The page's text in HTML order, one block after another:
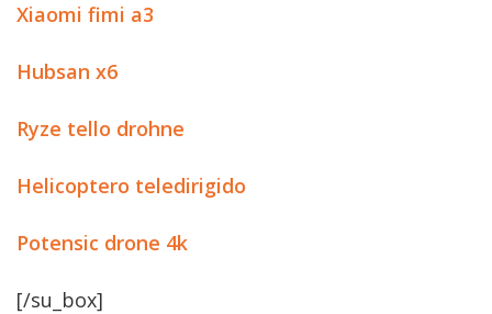
Xiaomi fimi a3
Hubsan x6
Ryze tello drohne
Helicoptero teledirigido
Potensic drone 4k
[/su_box]